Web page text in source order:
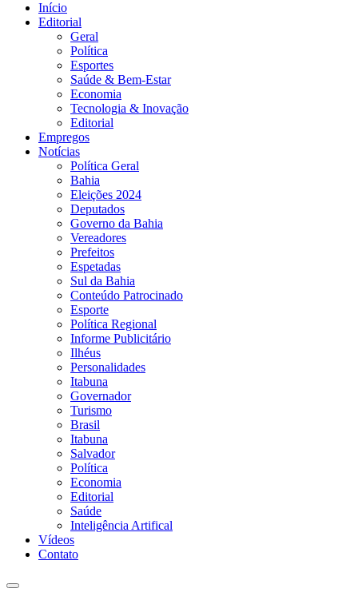
Início
Editorial
Geral
Política
Esportes
Saúde & Bem-Estar
Economia
Tecnologia & Inovação
Editorial
Empregos
Notícias
Política Geral
Bahia
Eleições 2024
Deputados
Governo da Bahia
Vereadores
Prefeitos
Espetadas
Sul da Bahia
Conteúdo Patrocinado
Esporte
Política Regional
Informe Publicitário
Ilhéus
Personalidades
Itabuna
Governador
Turismo
Brasil
Itabuna
Salvador
Política
Economia
Editorial
Saúde
Inteligência Artifical
Vídeos
Contato